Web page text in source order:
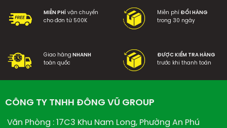
MIỄN PHÍ vận chuyển
cho đơn từ 500K
Miễn phí ĐỔI HÀNG
trong 30 ngày
Giao hàng NHANH
toàn quốc
ĐƯỢC KIỂM TRA HÀNG
trước khi thanh toán
CÔNG TY TNHH ĐÔNG VŨ GROUP
Văn Phòng : 17C3 Khu Nam Long, Phường An Phú